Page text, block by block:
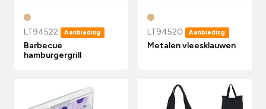
LT94522 Aanbieding
Barbecue
hamburgergrill
LT94520 Aanbieding
Metalen vleesklauwen